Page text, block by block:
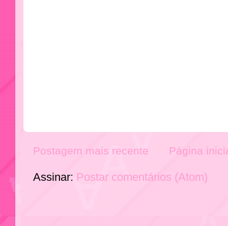
Postagem mais recente Página
Assinar: Postar comentários (Atom)